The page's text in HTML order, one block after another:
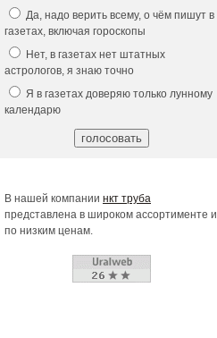
Да, надо верить всему, о чём пишут в
газетах, включая гороскопы
Нет, в газетах нет штатных
астрологов, я знаю точно
Я в газетах доверяю только лунному
календарю
В нашей компании нкт труба
представлена в широком ассортименте и
по низким ценам.